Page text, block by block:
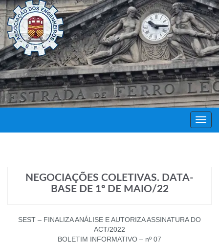
NEGOCIAÇÕES COLETIVAS. DATA-
BASE DE 1º DE MAIO/22
SEST – FINALIZA ANÁLISE E AUTORIZA ASSINATURA DO
ACT/2022
BOLETIM INFORMATIVO – nº 07